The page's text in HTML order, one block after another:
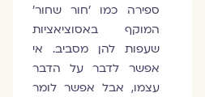
ספירה כמו 'חור שחור'
המוקף באסוציאציות
שעפות להן מסביב. אי
אפשר לדבר על הדבר
עצמו, אבל אפשר לומר